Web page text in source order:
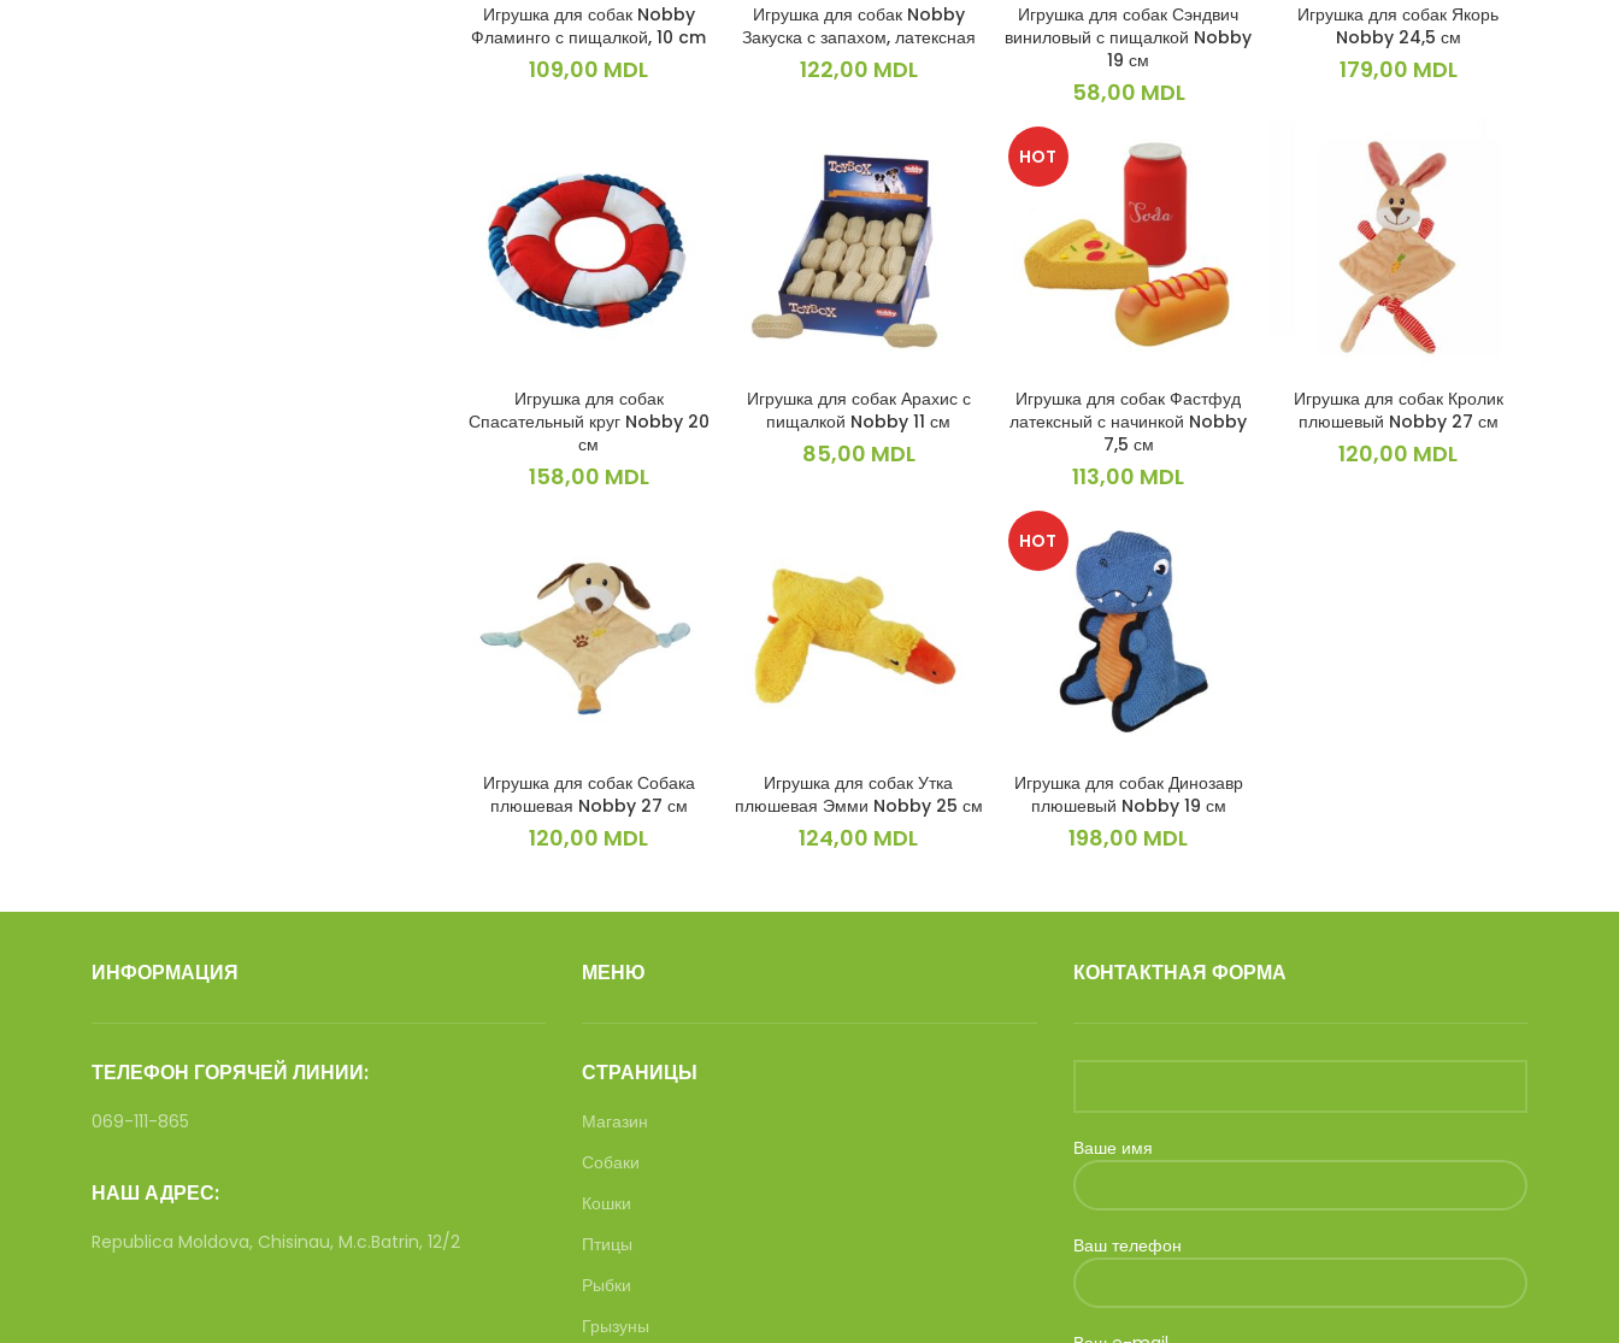
В КОРЗИНУ
Игрушка для собак Nobby
Фламинго с пищалкой, 10 cm
109,00 MDL
В КОРЗИНУ
Игрушка для собак Nobby
Закуска с запахом, латексная
122,00 MDL
В КОРЗИНУ
Игрушка для собак Сэндвич
виниловый с пищалкой Nobby
19 см
58,00 MDL
В КОРЗИНУ
Игрушка для собак Якорь
Nobby 24,5 см
179,00 MDL
В КОРЗИНУ
Игрушка для собак
Спасательный круг Nobby 20
см
158,00 MDL
В КОРЗИНУ
Игрушка для собак Арахис с
пищалкой Nobby 11 см
85,00 MDL
HOT
В КОРЗИНУ
Игрушка для собак Фастфуд
латексный с начинкой Nobby
7,5 см
113,00 MDL
В КОРЗИНУ
Игрушка для собак Кролик
плюшевый Nobby 27 см
120,00 MDL
В КОРЗИНУ
Игрушка для собак Собака
плюшевая Nobby 27 см
120,00 MDL
В КОРЗИНУ
Игрушка для собак Утка
плюшевая Эмми Nobby 25 см
124,00 MDL
HOT
В КОРЗИНУ
Игрушка для собак Динозавр
плюшевый Nobby 19 см
198,00 MDL
ИНФОРМАЦИЯ
ТЕЛЕФОН ГОРЯЧЕЙ ЛИНИИ:
069-111-865
НАШ АДРЕС:
Republica Moldova, Chisinau, M.c.Batrin, 12/2
МЕНЮ
СТРАНИЦЫ
Магазин
Собаки
Кошки
Птицы
Рыбки
Грызуны
КОНТАКТНАЯ ФОРМА
Ваше имя
Ваш телефон